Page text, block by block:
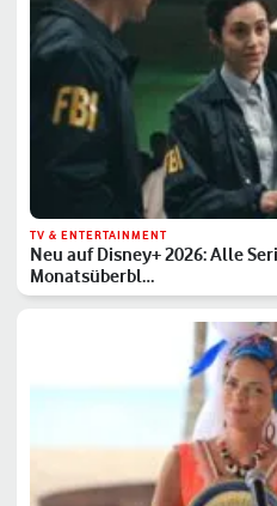
TV & ENTERTAINMENT
Neu auf Disney+ 2026: Alle
Monatsüberbl…